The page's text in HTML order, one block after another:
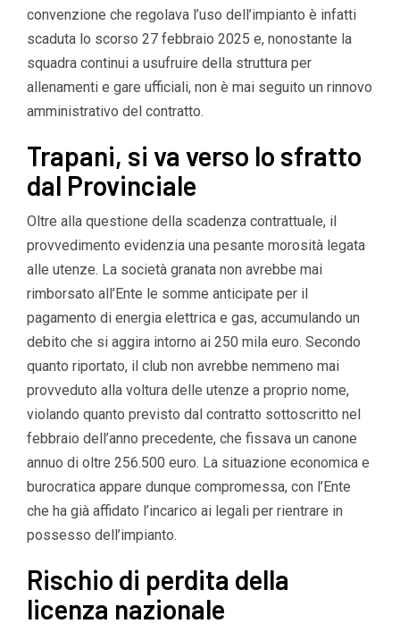
convenzione che regolava l’uso dell’impianto è infatti
scaduta lo scorso 27 febbraio 2025 e, nonostante la
squadra continui a usufruire della struttura per
allenamenti e gare ufficiali, non è mai seguito un rinnovo
amministrativo del contratto.
Trapani, si va verso lo sfratto
dal Provinciale
Oltre alla questione della scadenza contrattuale, il
provvedimento evidenzia una pesante morosità legata
alle utenze. La società granata non avrebbe mai
rimborsato all’Ente le somme anticipate per il
pagamento di energia elettrica e gas, accumulando un
debito che si aggira intorno ai 250 mila euro. Secondo
quanto riportato, il club non avrebbe nemmeno mai
provveduto alla voltura delle utenze a proprio nome,
violando quanto previsto dal contratto sottoscritto nel
febbraio dell’anno precedente, che fissava un canone
annuo di oltre 256.500 euro. La situazione economica e
burocratica appare dunque compromessa, con l’Ente
che ha già affidato l’incarico ai legali per rientrare in
possesso dell’impianto.
Rischio di perdita della
licenza nazionale